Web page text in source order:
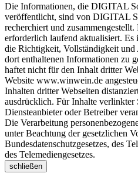
Die Informationen, die DIGITAL
veröffentlicht, sind von DIGITAL
recherchiert und
erforderlich laufend aktualisiert.
die Richtigkeit, Vollständigkeit
dort enthaltenen Informationen zu
haftet nicht für den Inhalt dritter
Website www.winwein.de
Inhalten dritter Webseiten
ausdrücklich. Für Inhalte verlinkter
Diensteanbieter oder Betreiber
Die Verarbeitung
unter Beachtung der gesetzlichen
Bundesdatenschutzgesetzes, des
des Telemediengesetzes.
schließen